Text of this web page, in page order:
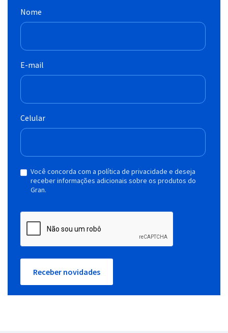
Nome
E-mail
Celular
Você concorda com a política de privacidade e deseja
receber informações adicionais sobre os produtos do
Gran.
Receber novidades